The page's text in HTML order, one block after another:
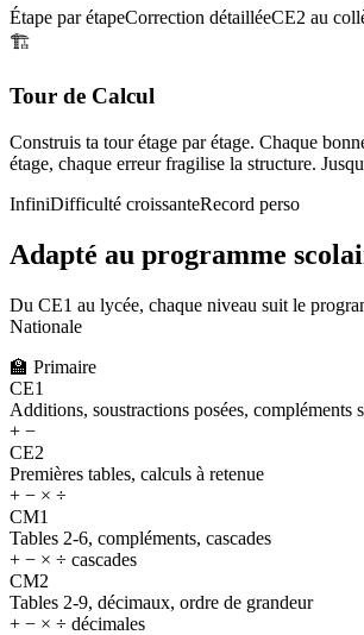
Étape par étapeCorrection détailléeCE2 au
🏗️
Tour de Calcul
Construis ta tour étage par étage. Chaque
étage, chaque erreur fragilise la structure.
InfiniDifficulté croissanteRecord perso
Adapté au programme
Du CE1 au lycée, chaque niveau suit le
Nationale
🏫 Primaire
CE1
Additions, soustractions posées, compléments
+ −
CE2
Premières tables, calculs à retenue
+ − × ÷
CM1
Tables 2-6, compléments, cascades
+ − × ÷ cascades
CM2
Tables 2-9, décimaux, ordre de grandeur
+ − × ÷ décimales